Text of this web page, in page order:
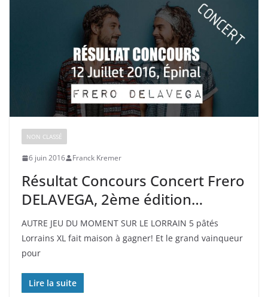
NON CLASSÉ
6 juin 2016 Franck Kremer
Résultat Concours Concert Frero
DELAVEGA, 2ème édition…
AUTRE JEU DU MOMENT SUR LE LORRAIN 5 pâtés
Lorrains XL fait maison à gagner! Et le grand vainqueur
pour
Lire la suite